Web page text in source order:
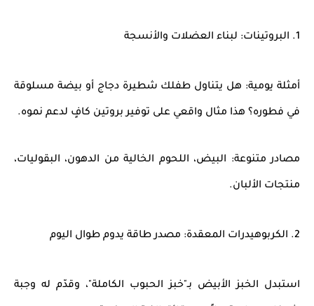
1. البروتينات: لبناء العضلات والأنسجة
أمثلة يومية: هل يتناول طفلك شطيرة دجاج أو بيضة مسلوقة
في فطوره؟ هذا مثال واقعي على توفير بروتين كافٍ لدعم نموه.
مصادر متنوعة: البيض، اللحوم الخالية من الدهون، البقوليات،
منتجات الألبان.
2. الكربوهيدرات المعقدة: مصدر طاقة يدوم طوال اليوم
استبدل الخبز الأبيض بـ"خبز الحبوب الكاملة"، وقدّم له وجبة